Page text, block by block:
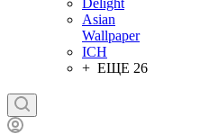
Delight
Asian
Wallpaper
ICH
+ ЕЩЕ 26